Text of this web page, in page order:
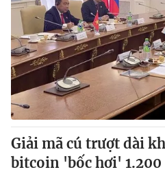
Giải mã cú trượt dài
bitcoin 'bốc hơi' 1.200